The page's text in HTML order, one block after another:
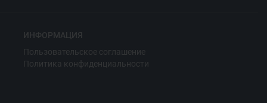
ИНФОРМАЦИЯ
Пользовательское соглашение
Политика конфиденциальности